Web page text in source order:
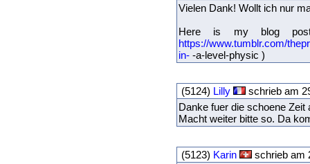
Vielen Dank! Wollt ich nur
Here is my blog
https://www.tumblr.com/
in- -a-level-physic )
(5124) Lilly
schrieb am
Danke fuer die schoene Zeit
Macht weiter bitte so. Da
(5123) Karin
schrieb am